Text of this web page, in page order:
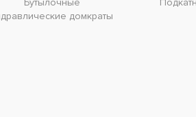
Бутылочные
домкраты